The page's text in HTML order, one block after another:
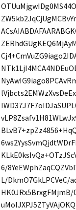
6/
L/DkmO7GkLPCVeC/
HK0JRx5BrxgFMjmB/